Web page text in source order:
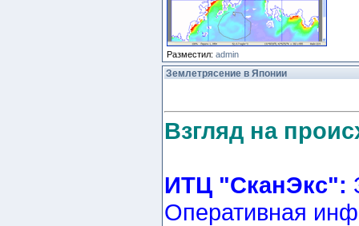
Разместил: admin
Землетрясение в Японии
Взгляд на
ИТЦ "СканЭкс":
Оперативная